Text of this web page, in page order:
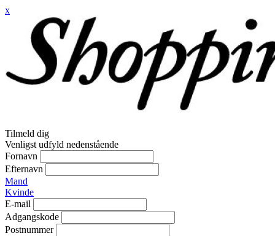
x
Tilmeld dig
Venligst udfyld nedenstående
Fornavn
Efternavn
Mand
Kvinde
E-mail
Adgangskode
Postnummer